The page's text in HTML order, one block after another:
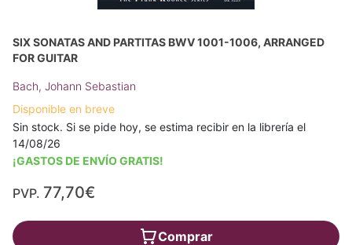
SIX SONATAS AND PARTITAS BWV 1001-1006, ARRANGED
FOR GUITAR
Bach, Johann Sebastian
Disponible en breve
Sin stock. Si se pide hoy, se estima recibir en la librería el
14/08/26
¡GASTOS DE ENVÍO GRATIS!
PVP. 77,70€
Comprar